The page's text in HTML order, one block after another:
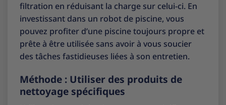
filtration en réduisant la charge sur celui-ci. En
investissant dans un robot de piscine, vous
pouvez profiter d’une piscine toujours propre et
prête à être utilisée sans avoir à vous soucier
des tâches fastidieuses liées à son entretien.
Méthode : Utiliser des produits de
nettoyage spécifiques